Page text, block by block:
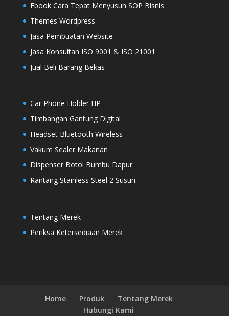
Ebook Cara Tepat Menyusun SOP Bisnis
Themes Wordpress
Jasa Pembuatan Website
Jasa Konsultan ISO 9001 & ISO 21001
Jual Beli Barang Bekas
Car Phone Holder HP
Timbangan Gantung Digital
Headset Bluetooth Wireless
Vakum Sealer Makanan
Dispenser Botol Bumbu Dapur
Rantang Stainless Steel 2 Susun
Tentang Merek
Periksa Ketersediaan Merek
Home Produk
Tentang Merek
Hubungi Kami